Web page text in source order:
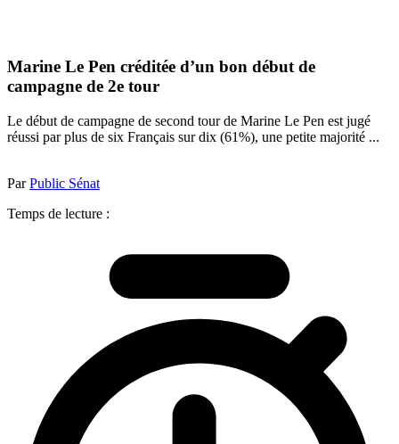
Marine Le Pen créditée d’un bon début de
campagne de 2e tour
Le début de campagne de second tour de Marine Le Pen est jugé
réussi par plus de six Français sur dix (61%), une petite majorité ...
ParPublic Sénat
Temps de lecture :